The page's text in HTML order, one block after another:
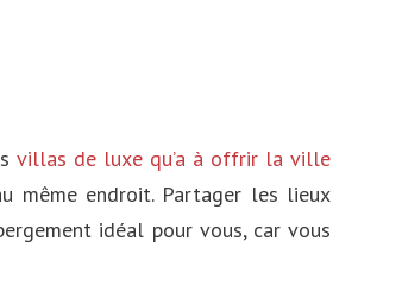
villas de luxe qu’a à offrir la ville
même endroit. Partager les lieux
idéal pour vous, car vous